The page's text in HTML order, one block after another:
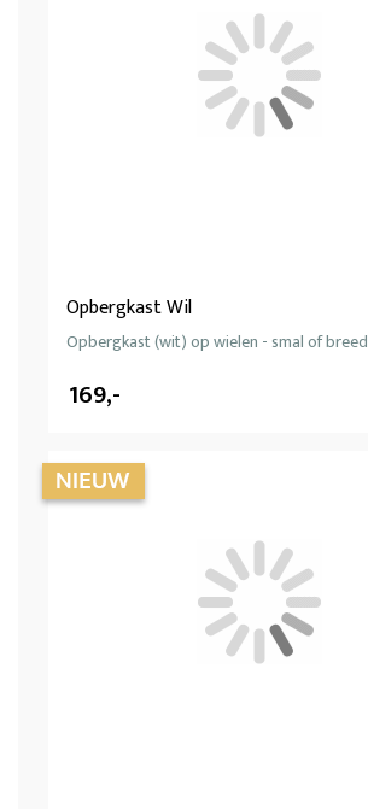
Opbergkast Wil
Opbergkast (wit) op wielen - smal of breed
169,-